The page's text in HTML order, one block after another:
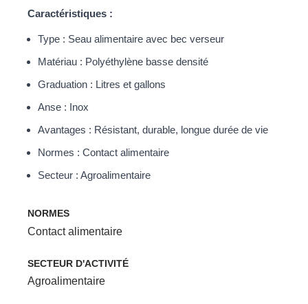
Caractéristiques :
Type : Seau alimentaire avec bec verseur
Matériau : Polyéthylène basse densité
Graduation : Litres et gallons
Anse : Inox
Avantages : Résistant, durable, longue durée de vie
Normes : Contact alimentaire
Secteur : Agroalimentaire
NORMES
Contact alimentaire
SECTEUR D'ACTIVITÉ
Agroalimentaire